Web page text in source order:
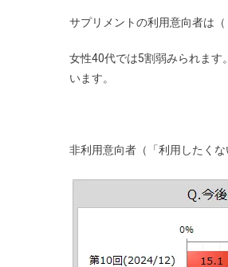
サプリメントの利用意向者は
女性40代では5割弱みられます
います。
非利用意向者（「利用したく